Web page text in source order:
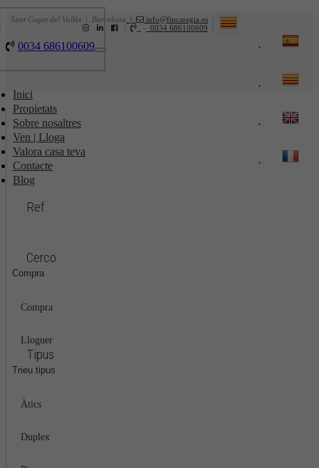
| info@fincaregia.es
Sant Cugat del Vallès | Barcelona
0034 686100609
-
0034 686100609
Toggle
Inici
Propietats
Sobre nosaltres
Ven | Lloga
Valora casa teva
Contacte
Blog
Ref.
Cerco
Compra
Compra
Lloguer
Tipus
Trieu tipus
Àtics
Duplex